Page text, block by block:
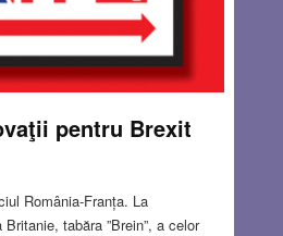
pentru Brexit
România-Franța. La
tabăra ”Brein”, a celor